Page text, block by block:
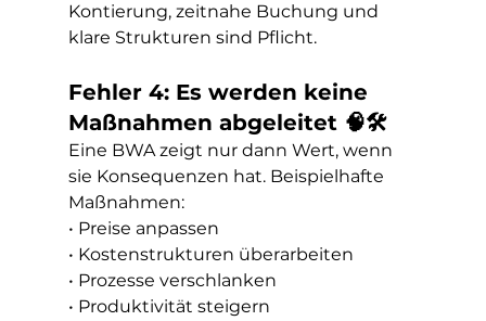
Kontierung, zeitnahe Buchung und
klare Strukturen sind Pflicht.
Fehler 4: Es werden keine
Maßnahmen abgeleitet 🧠🛠️
Eine BWA zeigt nur dann Wert, wenn
sie Konsequenzen hat. Beispielhafte
Maßnahmen:
• Preise anpassen
• Kostenstrukturen überarbeiten
• Prozesse verschlanken
• Produktivität steigern